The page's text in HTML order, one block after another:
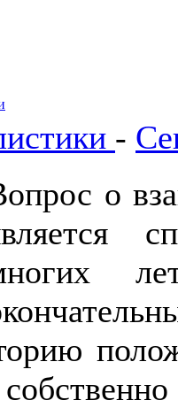
-
о